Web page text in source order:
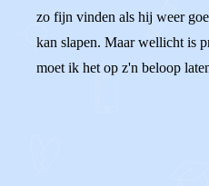
zo fijn vinden als hij weer
kan slapen. Maar wellicht is
moet ik het op z'n beloop